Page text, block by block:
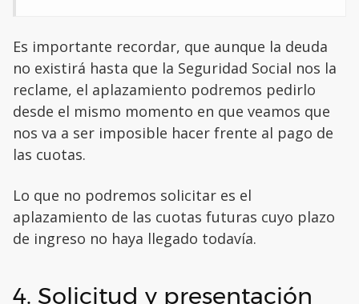
Es importante recordar, que aunque la deuda
no existirá hasta que la Seguridad Social nos la
reclame, el aplazamiento podremos pedirlo
desde el mismo momento en que veamos que
nos va a ser imposible hacer frente al pago de
las cuotas.
Lo que no podremos solicitar es el
aplazamiento de las cuotas futuras cuyo plazo
de ingreso no haya llegado todavía.
4. Solicitud y presentación